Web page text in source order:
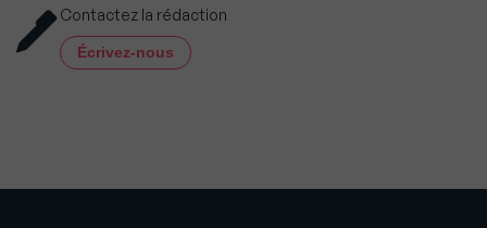
Contactez la rédaction
Écrivez-nous